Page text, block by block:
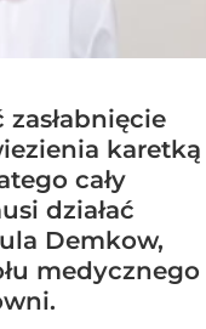
karetką
cały
działać
Demkow,
medycznego